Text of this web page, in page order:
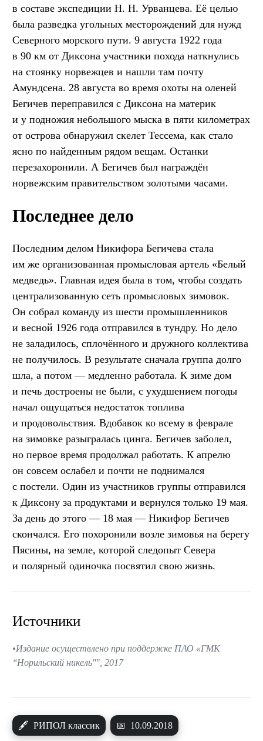
в составе экспедиции Н. Н. Урванцева. Её целью
была разведка угольных месторождений для нужд
Северного морского пути. 9 августа 1922 года
в 90 км от Диксона участники похода наткнулись
на стоянку норвежцев и нашли там почту
Амундсена. 28 августа во время охоты на оленей
Бегичев переправился с Диксона на материк
и у подножия небольшого мыска в пяти километрах
от острова обнаружил скелет Тессема, как стало
ясно по найденным рядом вещам. Останки
перезахоронили. А Бегичев был награждён
норвежским правительством золотыми часами.
Последнее дело
Последним делом Никифора Бегичева стала
им же организованная промысловая артель «Белый
медведь». Главная идея была в том, чтобы создать
централизованную сеть промысловых зимовок.
Он собрал команду из шести промышленников
и весной 1926 года отправился в тундру. Но дело
не заладилось, сплочённого и дружного коллектива
не получилось. В результате сначала группа долго
шла, а потом — медленно работала. К зиме дом
и печь достроены не были, с ухудшением погоды
начал ощущаться недостаток топлива
и продовольствия. Вдобавок ко всему в феврале
на зимовке разыгралась цинга. Бегичев заболел,
но первое время продолжал работать. К апрелю
он совсем ослабел и почти не поднимался
с постели. Один из участников группы отправился
к Диксону за продуктами и вернулся только 19 мая.
За день до этого — 18 мая — Никифор Бегичев
скончался. Его похоронили возле зимовья на берегу
Пясины, на земле, которой следопыт Севера
и полярный одиночка посвятил свою жизнь.
🖋 РИПОЛ классик 📅 10.09.2018
Источники
Издание осуществлено при поддержке ПАО «ГМК
‘‘Норильский никель''", 2017